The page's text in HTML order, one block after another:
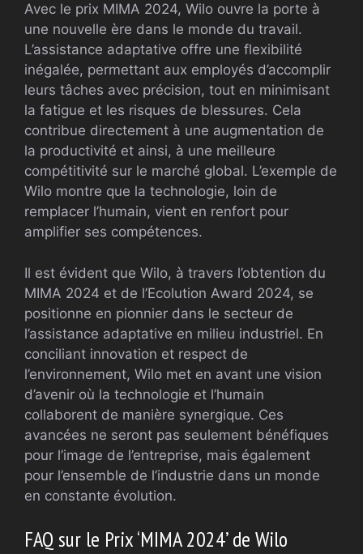
Avec le prix MIMA 2024, Wilo ouvre la porte à
une nouvelle ère dans le monde du travail.
L’assistance adaptative offre une flexibilité
inégalée, permettant aux employés d’accomplir
leurs tâches avec précision, tout en minimisant
la fatigue et les risques de blessures. Cela
contribue directement à une augmentation de
la productivité et ainsi, à une meilleure
compétitivité sur le marché global. L’exemple de
Wilo montre que la technologie, loin de
remplacer l’humain, vient en renfort pour
amplifier ses compétences.
Il est évident que Wilo, à travers l’obtention du
MIMA 2024 et de l’Ecolution Award 2024, se
positionne en pionnier dans le secteur de
l’assistance adaptative en milieu industriel. En
conciliant innovation et respect de
l’environnement, Wilo met en avant une vision
d’avenir où la technologie et l’humain
collaborent de manière synergique. Ces
avancées ne seront pas seulement bénéfiques
pour l’image de l’entreprise, mais également
pour l’ensemble de l’industrie dans un monde
en constante évolution.
FAQ sur le Prix ‘MIMA 2024’ de Wilo